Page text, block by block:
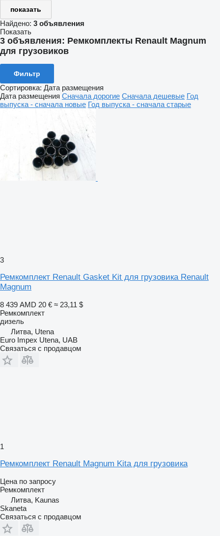
показать
Найдено: 3 объявления
Показать
3 объявления: Ремкомплекты Renault Magnum
для грузовиков
Фильтр
Сортировка: Дата размещения
Дата размещения Сначала дорогие Сначала дешевые Год
выпуска - сначала новые Год выпуска - сначала старые
3
Ремкомплект Renault Gasket Kit для грузовика Renault
Magnum
8 439 AMD 20 € ≈ 23,11 $
Ремкомплект
дизель
Литва, Utena
Euro Impex Utena, UAB
Связаться с продавцом
1
Ремкомплект Renault Magnum Kita для грузовика
Цена по запросу
Ремкомплект
Литва, Kaunas
Skaneta
Связаться с продавцом